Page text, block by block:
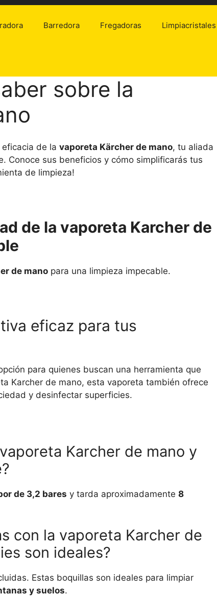
Barredora Fregadoras Limpiacristales
sobre la
de la vaporeta Kärcher de mano, tu aliada
Conoce sus beneficios y cómo simplificarás tus
de limpieza!
de la vaporeta Karcher de
de mano para una limpieza impecable.
eficaz para tus
para quienes buscan una herramienta que
Karcher de mano, esta vaporeta también ofrece
y desinfectar superficies.
Karcher de mano y
de 3,2 bares y tarda aproximadamente 8
con la vaporeta Karcher de
son ideales?
Estas boquillas son ideales para limpiar
y suelos.